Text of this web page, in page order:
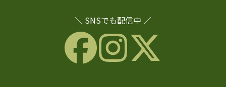
＼ SNSでも配信中 ／